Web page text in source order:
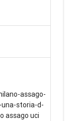
assago-
storia-d-
assago uci